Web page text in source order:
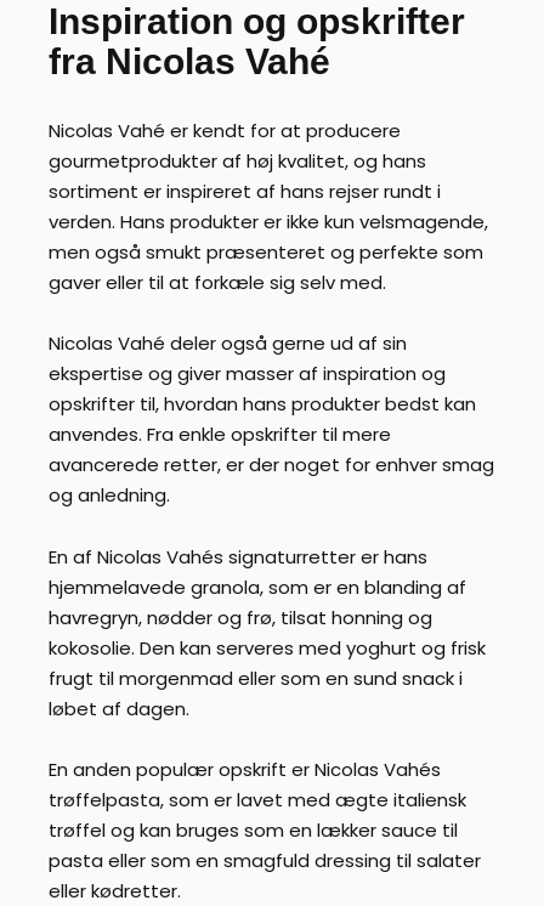
Inspiration og opskrifter
fra Nicolas Vahé
Nicolas Vahé er kendt for at producere
gourmetprodukter af høj kvalitet, og hans
sortiment er inspireret af hans rejser rundt i
verden. Hans produkter er ikke kun velsmagende,
men også smukt præsenteret og perfekte som
gaver eller til at forkæle sig selv med.
Nicolas Vahé deler også gerne ud af sin
ekspertise og giver masser af inspiration og
opskrifter til, hvordan hans produkter bedst kan
anvendes. Fra enkle opskrifter til mere
avancerede retter, er der noget for enhver smag
og anledning.
En af Nicolas Vahés signaturretter er hans
hjemmelavede granola, som er en blanding af
havregryn, nødder og frø, tilsat honning og
kokosolie. Den kan serveres med yoghurt og frisk
frugt til morgenmad eller som en sund snack i
løbet af dagen.
En anden populær opskrift er Nicolas Vahés
trøffelpasta, som er lavet med ægte italiensk
trøffel og kan bruges som en lækker sauce til
pasta eller som en smagfuld dressing til salater
eller kødretter.